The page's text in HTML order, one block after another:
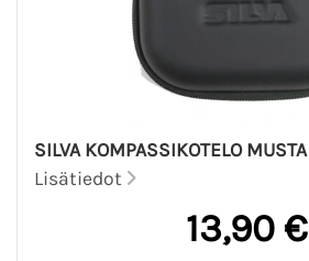
SILVA KOMPASSIKOTELO MUSTA
Lisätiedot
13,90 €